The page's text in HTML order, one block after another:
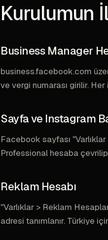
Kurulumun
Business Manager
business.facebook.com
ve vergi numarası girilir.
Sayfa ve Instagram
Facebook sayfası
Professional hesaba
Reklam Hesabı
"Varlıklar > Reklam
adresi tanımlanır. Türkiye